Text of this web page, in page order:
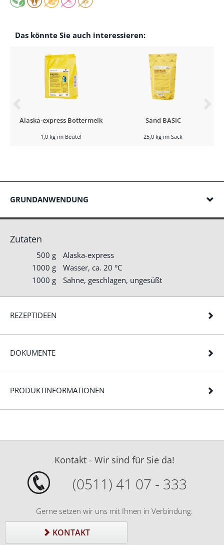
Das könnte Sie auch interessieren:
Alaska-express Bottermelk
1,0 kg im Beutel
Sand BASIC
25,0 kg im Sack
GRUNDANWENDUNG
Zutaten
500 g
Alaska-express
1000 g
Wasser, ca. 20 °C
1000 g
Sahne, geschlagen, ungesüßt
REZEPTIDEEN
DOKUMENTE
PRODUKTINFORMATIONEN
Kontakt - Wir sind für Sie da!
(0511) 41 07 - 333
Gerne setzen wir uns mit Ihnen in Verbindung.
KONTAKT